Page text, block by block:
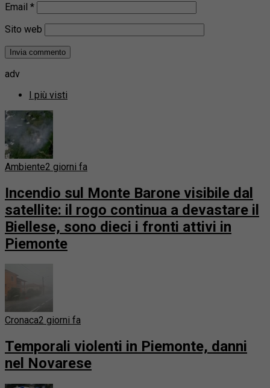
Email *
Sito web
adv
I più visti
Ambiente2 giorni fa
Incendio sul Monte Barone visibile dal
satellite: il rogo continua a devastare il
Biellese, sono dieci i fronti attivi in
Piemonte
Cronaca2 giorni fa
Temporali violenti in Piemonte, danni
nel Novarese